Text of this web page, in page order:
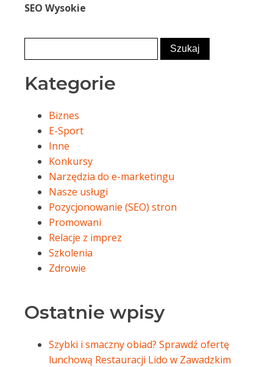
SEO Wysokie
Kategorie
Biznes
E-Sport
Inne
Konkursy
Narzędzia do e-marketingu
Nasze usługi
Pozycjonowanie (SEO) stron
Promowani
Relacje z imprez
Szkolenia
Zdrowie
Ostatnie wpisy
Szybki i smaczny obiad? Sprawdź ofertę
lunchową Restauracji Lido w Zawadzkim